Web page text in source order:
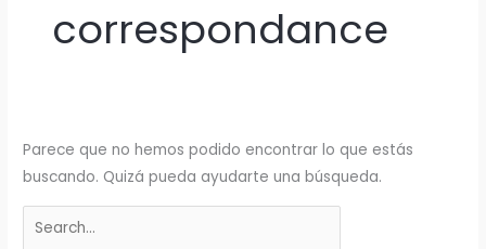
correspondance
Parece que no hemos podido encontrar lo que estás
buscando. Quizá pueda ayudarte una búsqueda.
Buscar